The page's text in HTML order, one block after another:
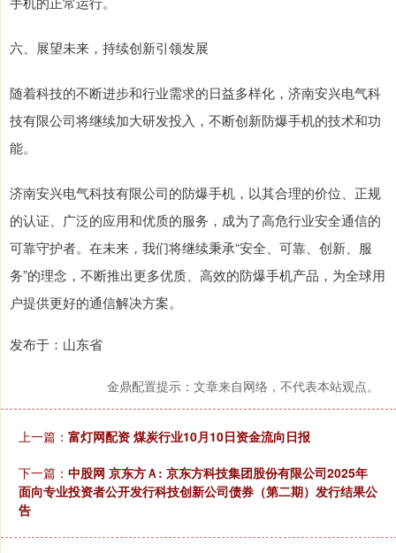
六、展望未来，持续创新引领发展
随着科技的不断进步和行业需求的日益多样化，济南安兴电气科
技有限公司将继续加大研发投入，不断创新防爆手机的技术和功
能。
济南安兴电气科技有限公司的防爆手机，以其合理的价位、正规
的认证、广泛的应用和优质的服务，成为了高危行业安全通信的
可靠守护者。在未来，我们将继续秉承“安全、可靠、创新、服
务”的理念，不断推出更多优质、高效的防爆手机产品，为全球用
户提供更好的通信解决方案。
发布于：山东省
金鼎配置提示：文章来自网络，不代表本站观点。
上一篇： 富灯网配资 煤炭行业10月10日资金流向日报
下一篇： 中股网 京东方Ａ: 京东方科技集团股份有限公司2025年
面向专业投资者公开发行科技创新公司债券（第二期）发行结果公
告